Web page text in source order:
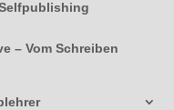
– Vom Schreiben